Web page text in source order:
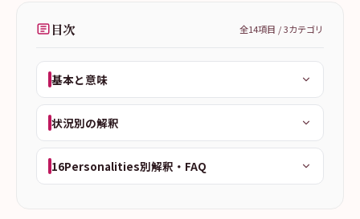
目次 全14項目 /3カテゴリ
基本と意味
状況別の解釈
16Personalities別解釈・FAQ